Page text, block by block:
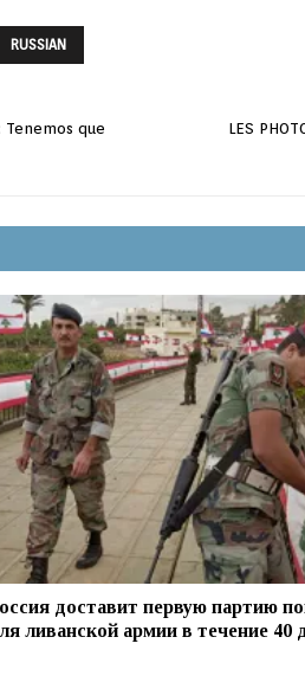
RUSSIAN
que
LES
доставит первую партию
ливанской армии в течение 40